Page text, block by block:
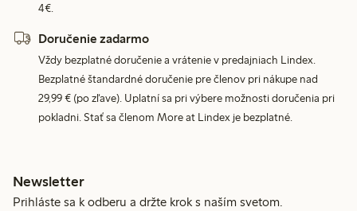
4€.
Doručenie zadarmo
Vždy bezplatné doručenie a vrátenie v predajniach Lindex.
Bezplatné štandardné doručenie pre členov pri nákupe nad
29,99 € (po zľave). Uplatní sa pri výbere možnosti doručenia pri
pokladni. Stať sa členom More at Lindex je bezplatné.
Newsletter
Prihláste sa k odberu a držte krok s naším svetom.